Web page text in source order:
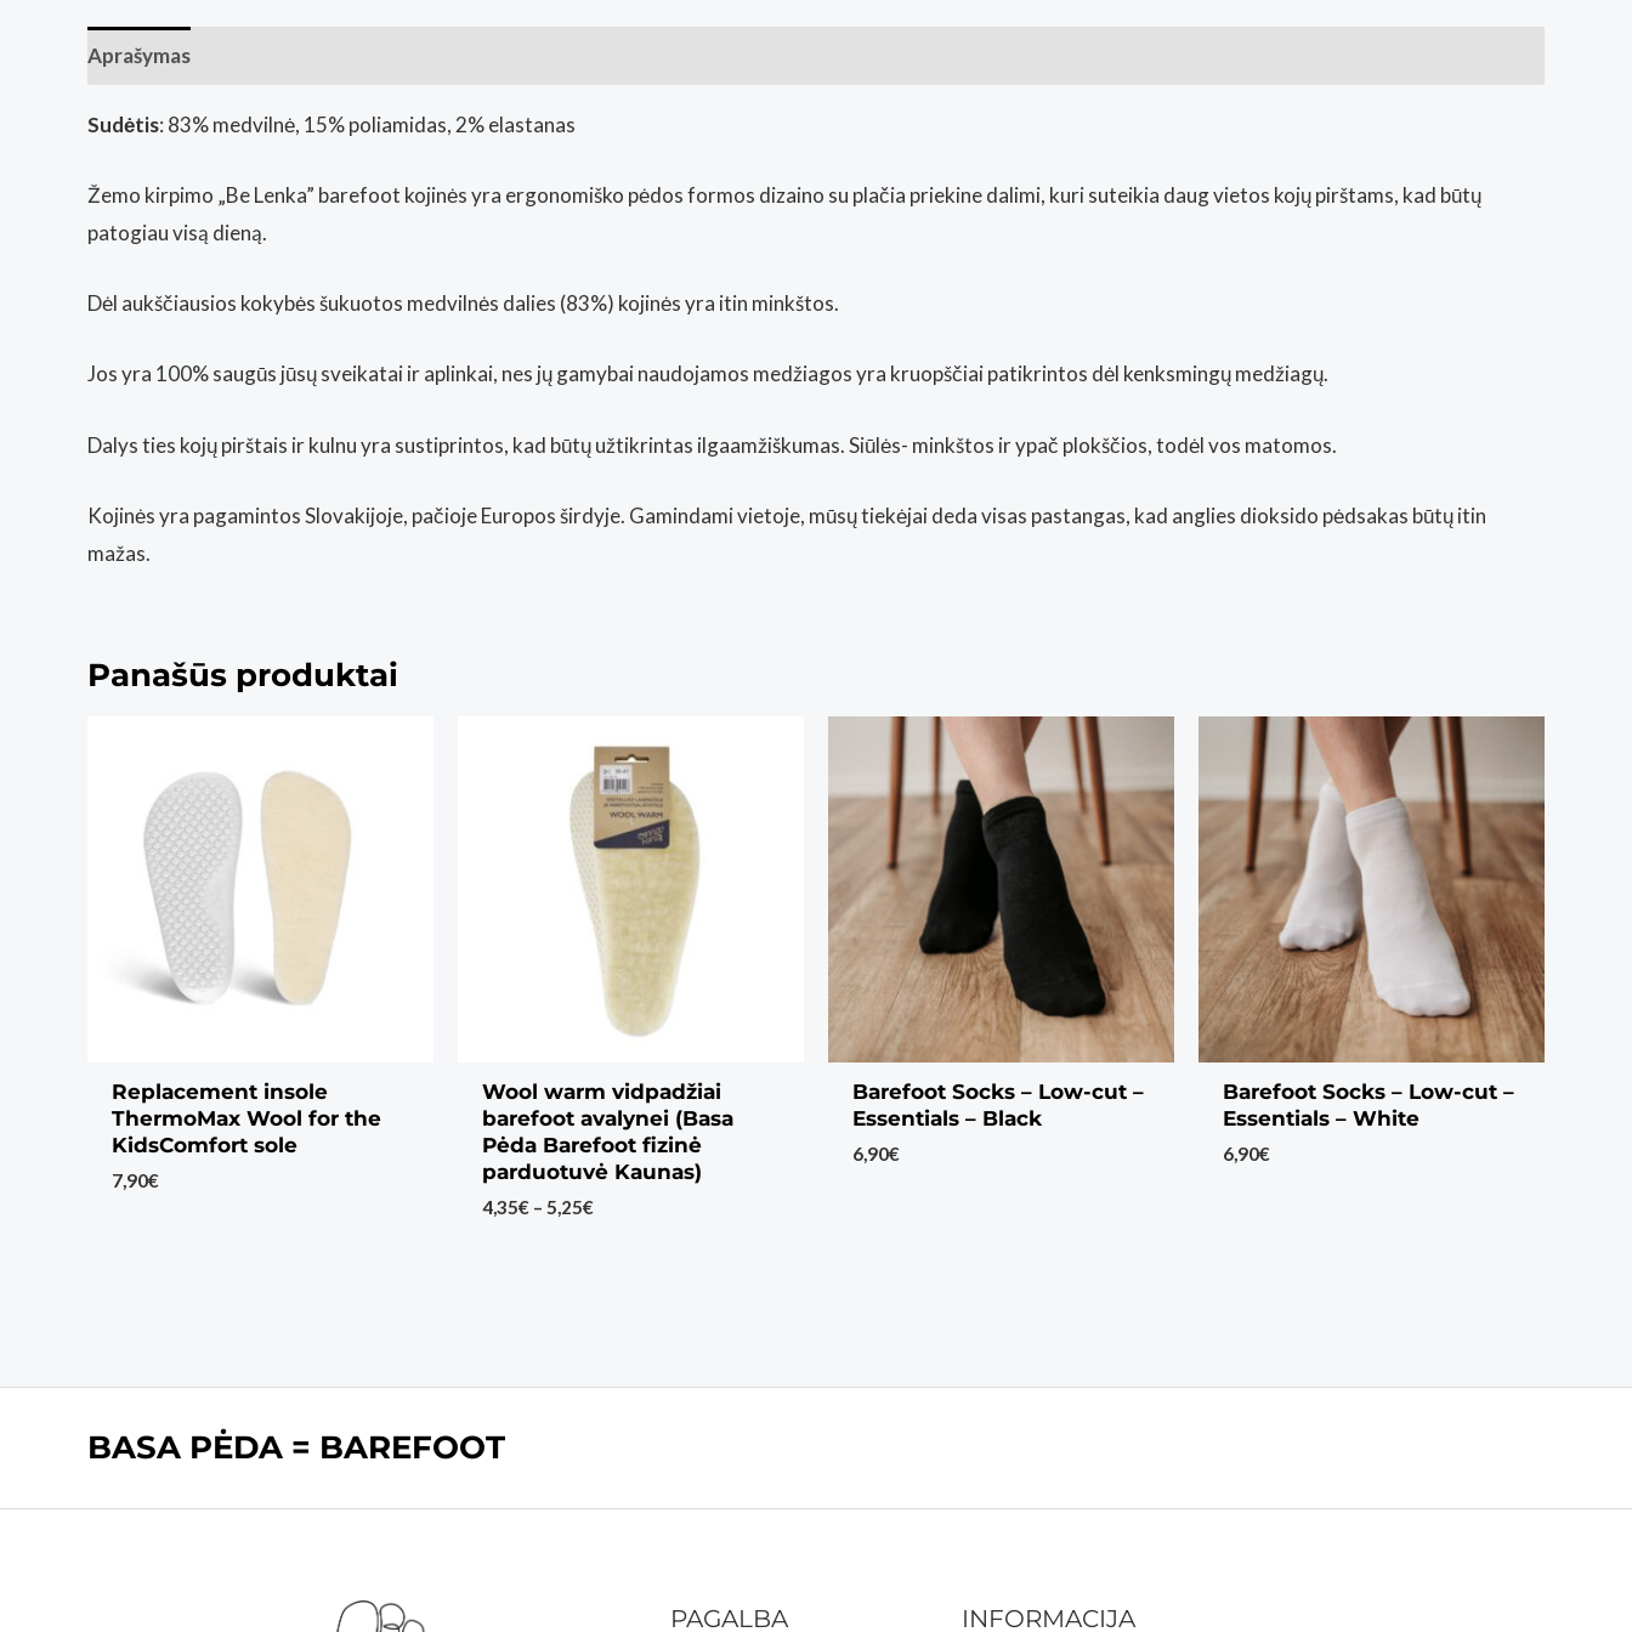
Aprašymas
Sudėtis: 83% medvilnė, 15% poliamidas, 2% elastanas
Žemo kirpimo „Be Lenka” barefoot kojinės yra ergonomiško pėdos formos dizaino su plačia priekine dalimi, kuri suteikia daug vietos kojų pirštams, kad būtų
patogiau visą dieną.
Dėl aukščiausios kokybės šukuotos medvilnės dalies (83%) kojinės yra itin minkštos.
Jos yra 100% saugūs jūsų sveikatai ir aplinkai, nes jų gamybai naudojamos medžiagos yra kruopščiai patikrintos dėl kenksmingų medžiagų.
Dalys ties kojų pirštais ir kulnu yra sustiprintos, kad būtų užtikrintas ilgaamžiškumas. Siūlės- minkštos ir ypač plokščios, todėl vos matomos.
Kojinės yra pagamintos Slovakijoje, pačioje Europos širdyje. Gamindami vietoje, mūsų tiekėjai deda visas pastangas, kad anglies dioksido pėdsakas būtų itin
mažas.
Panašūs produktai
Replacement insole
ThermoMax Wool for the
KidsComfort sole
7,90€
Wool warm vidpadžiai
barefoot avalynei (Basa
Pėda Barefoot fizinė
parduotuvė Kaunas)
4,35€ – 5,25€Price
Barefoot Socks – Low-cut –
Essentials – Black
6,90€
Barefoot Socks – Low-cut –
Essentials – White
6,90€
BASA PĖDA = BAREFOOT
PAGALBA INFORMACIJA